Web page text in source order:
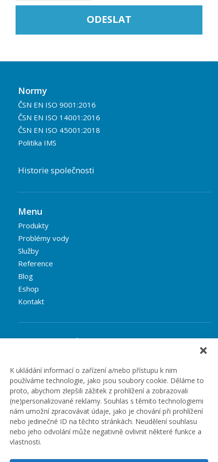
K ukládání informací o zařízení a/nebo přístupu k nim
používáme technologie, jako jsou soubory cookie. Děláme to
proto, abychom zlepšili zážitek z prohlížení a zobrazovali
(ne)personalizované reklamy. Souhlas s těmito technologiemi
nám umožní zpracovávat údaje, jako je chování při prohlížení
nebo jedinečné ID na těchto stránkách. Neudělení souhlasu
nebo jeho odvolání může negativně ovlivnit některé funkce a
vlastnosti.
Normy
ČSN EN ISO 9001:2016
ČSN EN ISO 14001:2016
ČSN EN ISO 45001:2018
Politika IMS
Historie společnosti
Menu
Produkty
Problémy vody
Služby
Reference
Blog
Eshop
Kontakt
Rubriky článků
Podcast
Případové studie
Realizované zakázky
Slovník
Zaměstnání